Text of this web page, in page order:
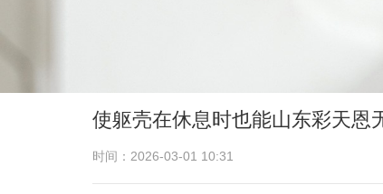
使躯壳在休息时也能山东彩天恩
时间：2026-03-01 10:31